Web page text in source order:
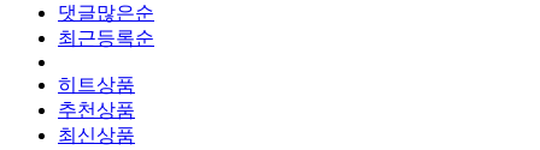
댓글많은순
최근등록순
히트상품
추천상품
최신상품